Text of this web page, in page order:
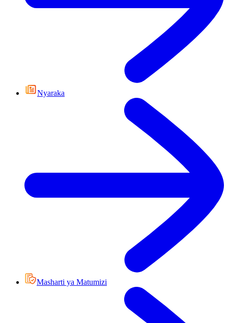
Nyaraka
Masharti ya Matumizi